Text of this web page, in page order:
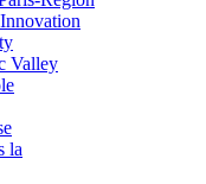
Valley
la